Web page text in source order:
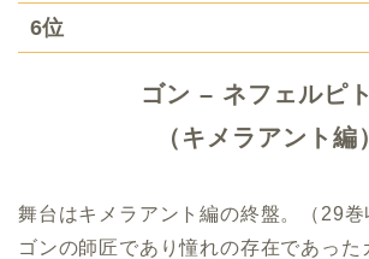
6位
ゴン – ネフェルピ
（キメラアント編）
舞台はキメラアント編の終盤。（29巻
ゴンの師匠であり憧れの存在であった